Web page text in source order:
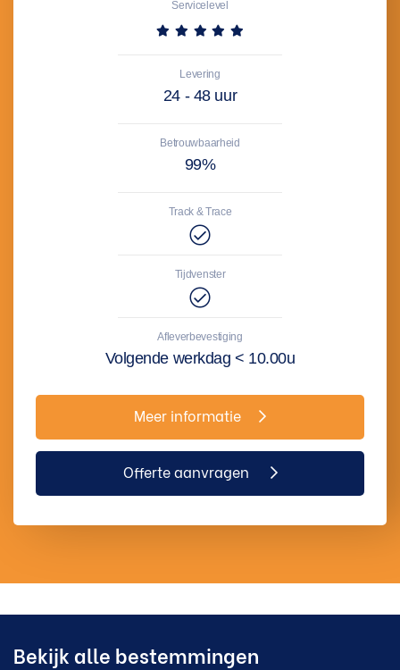
Servicelevel
Levering
24 - 48 uur
Betrouwbaarheid
99%
Track & Trace
Tijdvenster
Afleverbevestiging
Volgende werkdag < 10.00u
Meer informatie
Offerte aanvragen
Bekijk alle bestemmingen